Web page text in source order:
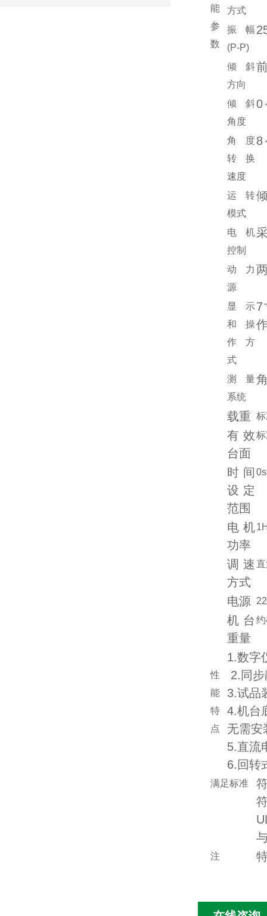
能
参
数
方式
振幅
(P-P)
倾斜
方向
倾斜
角度
0
角度
转换
速度
8
运转
模式
电机
控制
动力
源
显示
和操
作方
式
7
测量
系统
载重
有效
台面
时间
设定
范围
电机
功率
调速
方式
电源
机台
重量
性
能
特
点
1.数字
2.同
3.试品
4.机台
无需安
5.直流
6.回转
满足标准
注